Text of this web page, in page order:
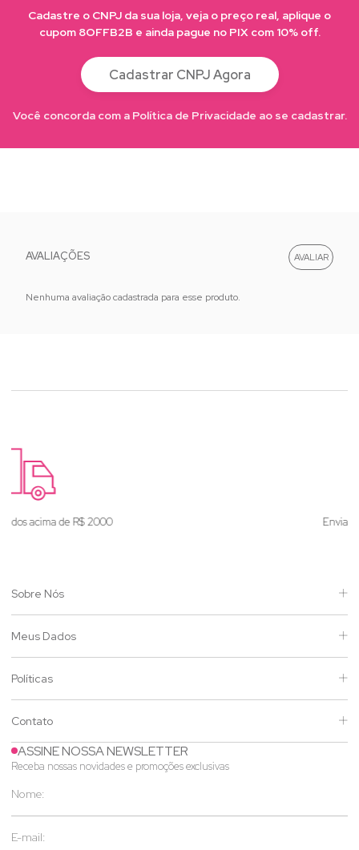
Cadastre o CNPJ da sua loja, veja o preço real, aplique o
cupom 8OFFB2B e ainda pague no PIX com 10% off.
Cadastrar CNPJ Agora
Você concorda com a Política de Privacidade ao se cadastrar.
AVALIAÇÕES
Nenhuma avaliação cadastrada para esse produto.
Sobre Nós
Meus Dados
Políticas
Contato
ASSINE NOSSA NEWSLETTER
Receba nossas novidades e promoções exclusivas